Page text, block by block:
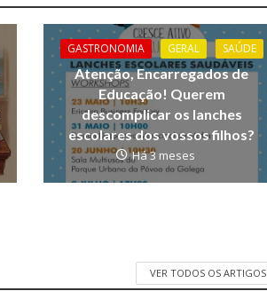
GASTRONOMIA GERAL SAÚDE
Atenção, Encarregados de
Educação! Querem
descomplicar os lanches
escolares dos vossos filhos?
Há 3 meses
VER TODOS OS ARTIGOS